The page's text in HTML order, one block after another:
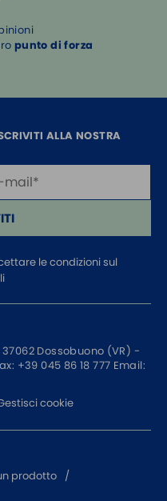
punto di forza
ALLA NOSTRA
le condizioni sul
Dossobuono (VR) -
+39 045 86 18 777 Email:
cookie
prodotto